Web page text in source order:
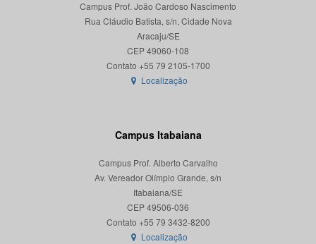
Campus Prof. João Cardoso Nascimento
Rua Cláudio Batista, s/n, Cidade Nova
Aracaju/SE
CEP 49060-108
Localização
Campus Itabaiana
Campus Prof. Alberto Carvalho
Av. Vereador Olímpio Grande, s/n
Itabaiana/SE
CEP 49506-036
Localização